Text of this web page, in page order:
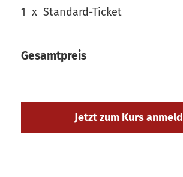
1 x Standard-Ticket
Gesamtpreis